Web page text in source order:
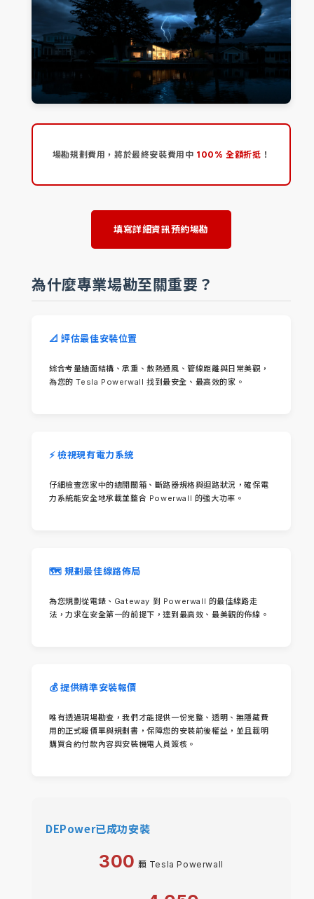
場勘規劃費用，將於最終安裝費用中 100% 全額折抵 ！
填寫詳細資訊預約場勘
為什麼專業場勘至關重要？
📐 評估最佳安裝位置
綜合考量牆面結構、承重、散熱通風、管線距離與日常美觀，
為您的 Tesla Powerwall 找到最安全、最高效的家。
⚡ 檢視現有電力系統
仔細檢查您家中的總開關箱、斷路器規格與迴路狀況，確保電
力系統能安全地承載並整合 Powerwall 的強大功率。
🗺️ 規劃最佳線路佈局
為您規劃從電錶、Gateway 到 Powerwall 的最佳線路走
法，力求在安全第一的前提下，達到最高效、最美觀的佈線。
💰 提供精準安裝報價
唯有透過現場勘查，我們才能提供一份完整、透明、無隱藏費
用的正式報價單與規劃書，保障您的安裝前後權益，並且載明
購買合約付款內容與安裝機電人員簽核。
DEPower已成功安裝
300 顆 Tesla Powerwall